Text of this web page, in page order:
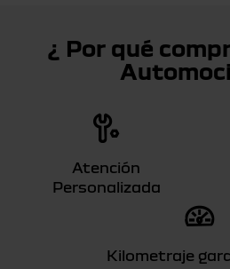
¿ Por qué
Atención
Personalizada
Kilometraje